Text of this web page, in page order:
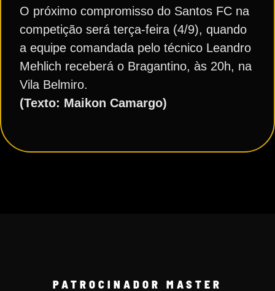
O próximo compromisso do Santos FC na
competição será terça-feira (4/9), quando
a equipe comandada pelo técnico Leandro
Mehlich receberá o Bragantino, às 20h, na
Vila Belmiro.
(Texto: Maikon Camargo)
PATROCINADOR MASTER